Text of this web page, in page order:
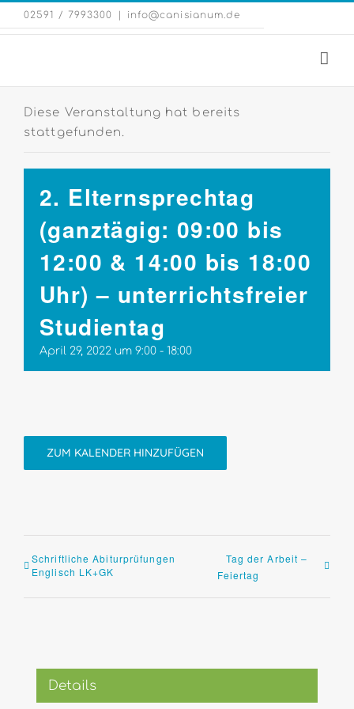
Zum
Inhalt
02591 / 7993300 info@canisianum.de
Diese Veranstaltung hat bereits
stattgefunden.
2. Elternsprechtag
(ganztägig: 09:00 bis
12:00 & 14:00 bis 18:00
Uhr) – unterrichtsfreier
Studientag
April 29, 2022 um 9:00 - 18:00
ZUM KALENDER HINZUFÜGEN
Schriftliche Abiturprüfungen
Englisch LK+GK
Tag der Arbeit –
Feiertag
Details